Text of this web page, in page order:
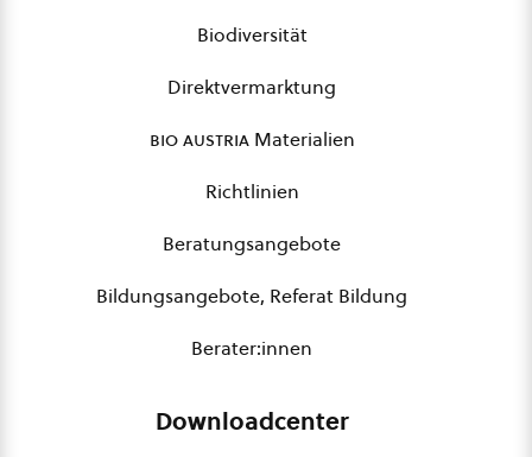
Biodiversität
Direktvermarktung
bio austriaMaterialien
Richtlinien
Beratungsangebote
Bildungsangebote, Referat Bildung
Berater:innen
Downloadcenter